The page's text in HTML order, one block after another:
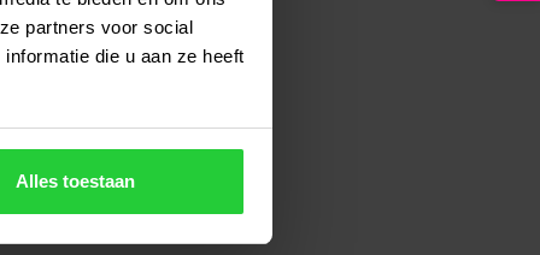
partners voor social
die u aan ze heeft
Alles toestaan